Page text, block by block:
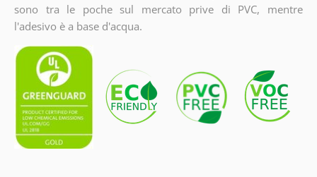
sono tra le poche sul mercato prive di PVC, mentre
l'adesivo è a base d'acqua.